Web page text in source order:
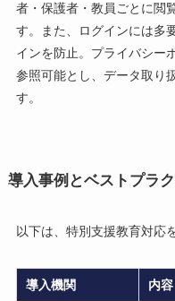
者・保護者・教員ごとに閲
す。また、ログインには多
インを防止。プライバシー
参照可能とし、データ取り
す。
導入事例とベストプラ
以下は、特別支援教育対応
導入機関 内